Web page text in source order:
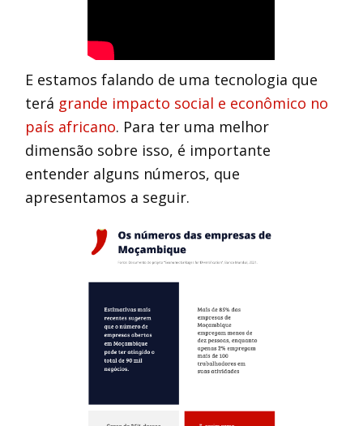
E estamos falando de uma tecnologia que
terá grande impacto social e econômico no
país africano. Para ter uma melhor
dimensão sobre isso, é importante
entender alguns números, que
apresentamos a seguir.